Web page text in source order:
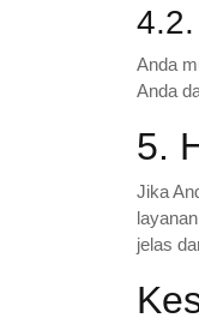
Anda
Anda
5.
Jika
jelas